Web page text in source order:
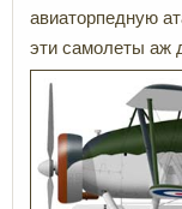
авиаторпедную
эти самолеты аж